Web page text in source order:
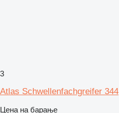
3
Atlas Schwellenfachgreifer 344
Цена на барање